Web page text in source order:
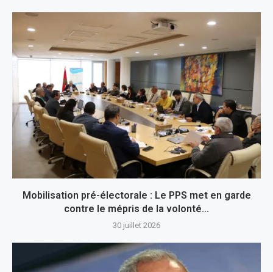
Mobilisation pré-électorale : Le PPS met en garde
contre le mépris de la volonté...
30 juillet 2026